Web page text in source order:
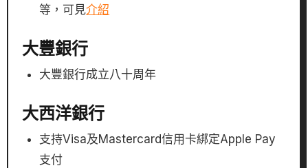
等，可見介紹
大豐銀行
大豐銀行成立八十周年
大西洋銀行
支持Visa及Mastercard信用卡綁定Apple Pay
支付